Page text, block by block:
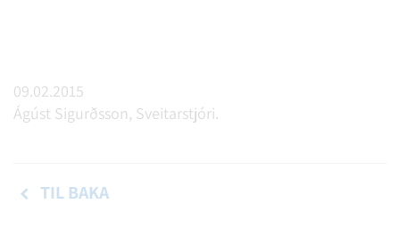
09.02.2015
Ágúst Sigurðsson, Sveitarstjóri.
TIL BAKA